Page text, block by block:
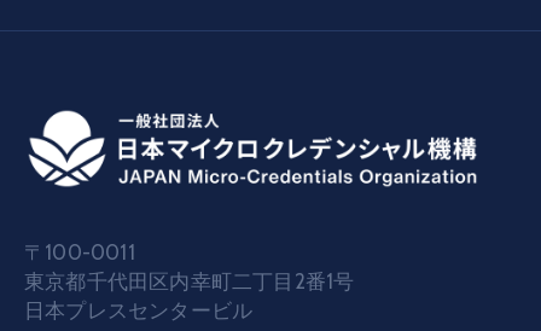
〒100-0011
東京都千代田区内幸町二丁目2番1号
日本プレスセンタービル